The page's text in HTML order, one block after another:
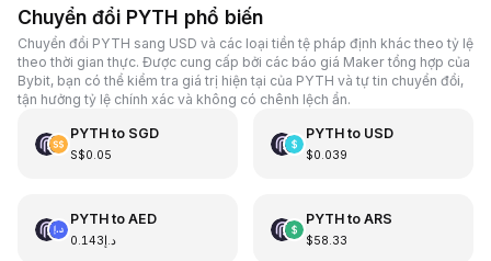
Chuyển đổi PYTH phổ biến
Chuyển đổi PYTH sang USD và các loại tiền tệ pháp định khác theo tỷ lệ
theo thời gian thực. Được cung cấp bởi các báo giá Maker tổng hợp của
Bybit, bạn có thể kiểm tra giá trị hiện tại của PYTH và tự tin chuyển đổi,
tận hưởng tỷ lệ chính xác và không có chênh lệch ẩn.
PYTHto SGD
S$0.05
PYTHto USD
$0.039
PYTHto AED
د.إ0.143
PYTHto ARS
$58.33